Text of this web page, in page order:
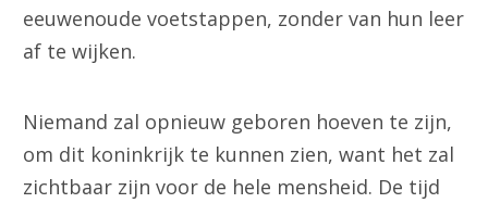
eeuwenoude voetstappen, zonder van hun leer
af te wijken.
Niemand zal opnieuw geboren hoeven te zijn,
om dit koninkrijk te kunnen zien, want het zal
zichtbaar zijn voor de hele mensheid. De tijd